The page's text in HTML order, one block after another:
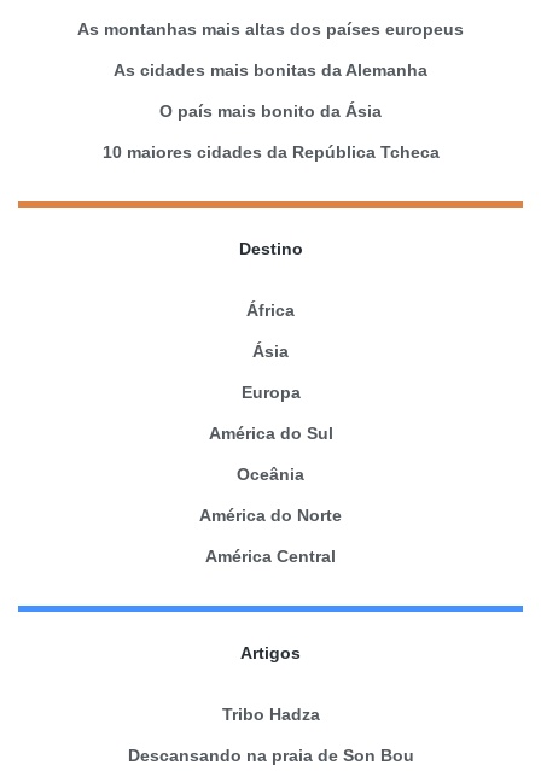
As montanhas mais altas dos países europeus
As cidades mais bonitas da Alemanha
O país mais bonito da Ásia
10 maiores cidades da República Tcheca
Destino
África
Ásia
Europa
América do Sul
Oceânia
América do Norte
América Central
Artigos
Tribo Hadza
Descansando na praia de Son Bou